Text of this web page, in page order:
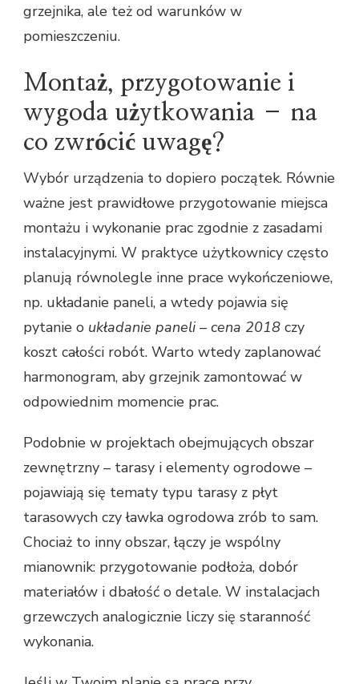
grzejnika, ale też od warunków w
pomieszczeniu.
Montaż, przygotowanie i
wygoda użytkowania – na
co zwrócić uwagę?
Wybór urządzenia to dopiero początek. Równie
ważne jest prawidłowe przygotowanie miejsca
montażu i wykonanie prac zgodnie z zasadami
instalacyjnymi. W praktyce użytkownicy często
planują równolegle inne prace wykończeniowe,
np. układanie paneli, a wtedy pojawia się
pytanie o układanie paneli – cena 2018 czy
koszt całości robót. Warto wtedy zaplanować
harmonogram, aby grzejnik zamontować w
odpowiednim momencie prac.
Podobnie w projektach obejmujących obszar
zewnętrzny – tarasy i elementy ogrodowe –
pojawiają się tematy typu tarasy z płyt
tarasowych czy ławka ogrodowa zrób to sam.
Chociaż to inny obszar, łączy je wspólny
mianownik: przygotowanie podłoża, dobór
materiałów i dbałość o detale. W instalacjach
grzewczych analogicznie liczy się staranność
wykonania.